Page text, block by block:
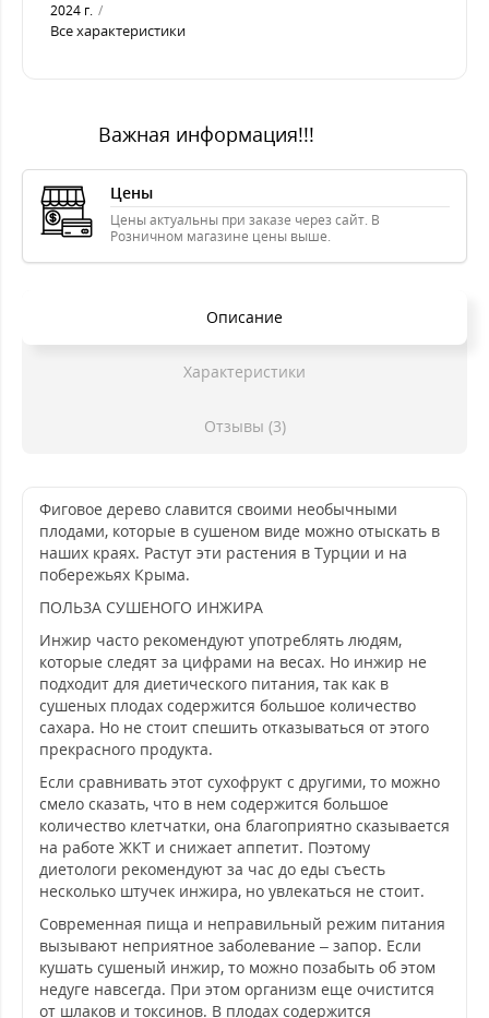
2024 г.
Все характеристики
Важная информация!!!
Цены
Цены актуальны при заказе через сайт. В
Розничном магазине цены выше.
Описание
Характеристики
Отзывы (3)
Фиговое дерево славится своими необычными
плодами, которые в сушеном виде можно отыскать в
наших краях. Растут эти растения в Турции и на
побережьях Крыма.
ПОЛЬЗА СУШЕНОГО ИНЖИРА
Инжир часто рекомендуют употреблять людям,
которые следят за цифрами на весах. Но инжир не
подходит для диетического питания, так как в
сушеных плодах содержится большое количество
сахара. Но не стоит спешить отказываться от этого
прекрасного продукта.
Если сравнивать этот сухофрукт с другими, то можно
смело сказать, что в нем содержится большое
количество клетчатки, она благоприятно сказывается
на работе ЖКТ и снижает аппетит. Поэтому
диетологи рекомендуют за час до еды съесть
несколько штучек инжира, но увлекаться не стоит.
Современная пища и неправильный режим питания
вызывают неприятное заболевание – запор. Если
кушать сушеный инжир, то можно позабыть об этом
недуге навсегда. При этом организм еще очистится
от шлаков и токсинов. В плодах содержится